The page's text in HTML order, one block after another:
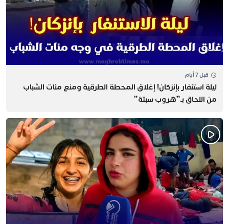
قبل 7 أيام
​ليلة استنفار بإنزكان! إغلاق المحطة الطرقية ومنع مئات الشباب
من اللحاق بـ”هروب سبتة”